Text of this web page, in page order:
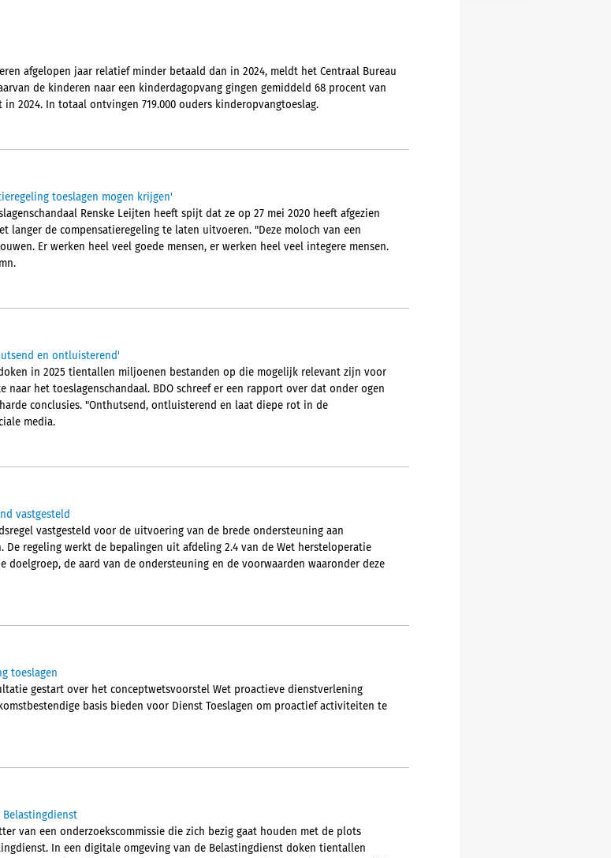
afgelopen jaar relatief minder betaald dan in 2024, meldt het Centraal Bureau
de kinderen naar een kinderdagopvang gingen gemiddeld 68 procent van
2024. In totaal ontvingen 719.000 ouders kinderopvangtoeslag.
toeslagen mogen krijgen'
Renske Leijten heeft spijt dat ze op 27 mei 2020 heeft afgezien
langer de compensatieregeling te laten uitvoeren. "Deze moloch van een
Er werken heel veel goede mensen, er werken heel veel integere mensen.
en ontluisterend'
in 2025 tientallen miljoenen bestanden op die mogelijk relevant zijn voor
naar het toeslagenschandaal. BDO schreef er een rapport over dat onder ogen
conclusies. "Onthutsend, ontluisterend en laat diepe rot in de
media.
vastgesteld
vastgesteld voor de uitvoering van de brede ondersteuning aan
regeling werkt de bepalingen uit afdeling 2.4 van de Wet hersteloperatie
de aard van de ondersteuning en de voorwaarden waaronder deze
toeslagen
gestart over het conceptwetsvoorstel Wet proactieve dienstverlening
basis bieden voor Dienst Toeslagen om proactief activiteiten te
van een onderzoekscommissie die zich bezig gaat houden met de plots
In een digitale omgeving van de Belastingdienst doken tientallen